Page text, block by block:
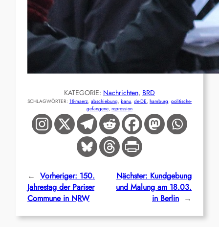
KATEGORIE: Nachrichten, BRD
SCHLAGWÖRTER: 18-maerz, abschiebung, banu, de-DE, hamburg, politische-
gefangene, repression
← Vorheriger: 150.
Jahrestag der Pariser
Commune in NRW
Nächster: Kundgebung
und Malung am 18.03.
in Berlin →